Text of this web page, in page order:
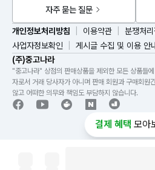
결제 혜택 모아
자주 묻는 질문
(주)중고나라
개인정보처리방침 이용약관 분쟁처
사업자정보확인
게시글 수집 및 이용 안
"중고나라" 상점의 판매상품을 제외한 모든 상품들
자로서 거래 당사자가 아니며 판매 회원과 구매회원
않고 어떠한 의무와 책임도 부담하지 않습니다.